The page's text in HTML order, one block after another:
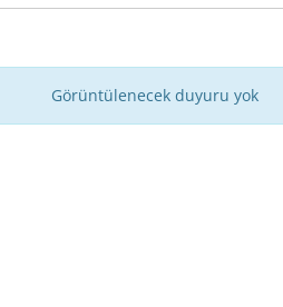
Görüntülenecek duyuru yok